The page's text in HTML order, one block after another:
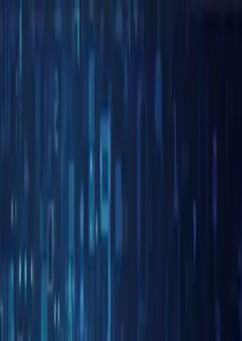
80%, Terra down 20% →
wprowadzenie na rynek
wydanie GPT-5 opóźnione